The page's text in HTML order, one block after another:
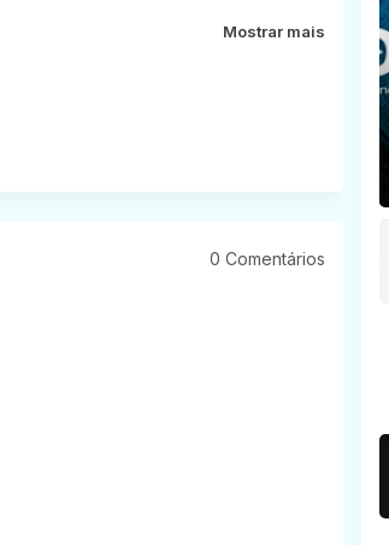
Mostrar mais
0 Comentários